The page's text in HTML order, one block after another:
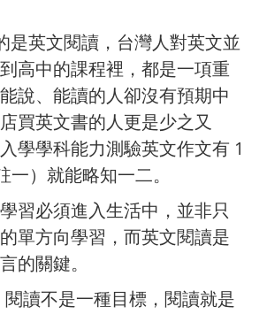
是英文閱讀，台灣人對英文並
高中的課程裡，都是一項重
說、能讀的人卻沒有預期中
買英文書的人更是少之又
學學科能力測驗英文作文有 1
一）就能略知一二。
習必須進入生活中，並非只
單方向學習，而英文閱讀是
的關鍵。
讀不是一種目標，閱讀就是